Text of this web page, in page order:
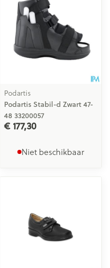
Podartis
Podartis Stabil-d Zwart 47-
48 33200057
€ 177,30
Niet beschikbaar